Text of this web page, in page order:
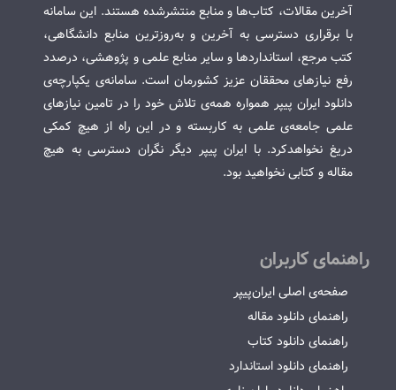
آخرین مقالات، کتاب‌ها و منابع منتشرشده هستند. این سامانه
با برقراری دسترسی به آخرین و به‌روزترین منابع دانشگاهی،
کتب مرجع، استانداردها و سایر منابع علمی و پژوهشی، درصدد
رفع نیازهای محققان عزیز کشورمان است. سامانه‌ی یکپارچه‌ی
دانلود ایران پیپر همواره همه‌ی تلاش خود را در تامین نیازهای
علمی جامعه‌ی علمی به کاربسته و در این راه از هیچ کمکی
دریغ نخواهدکرد. با ایران پیپر دیگر نگران دسترسی به هیچ
مقاله و کتابی نخواهید بود.
راهنمای کاربران
صفحه‌ی اصلی ایران‌پیپر
راهنمای دانلود مقاله
راهنمای دانلود کتاب
راهنمای دانلود استاندارد